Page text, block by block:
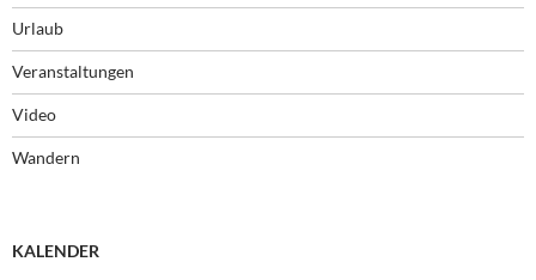
Urlaub
Veranstaltungen
Video
Wandern
KALENDER